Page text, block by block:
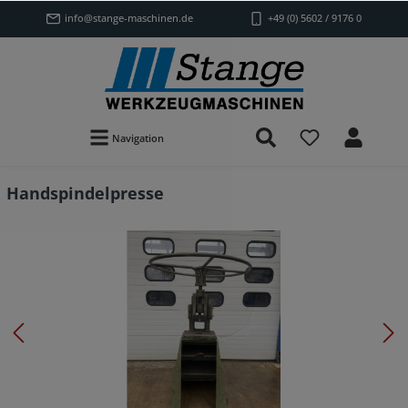
info@stange-maschinen.de +49 (0) 5602 / 9176 0
Navigation
Handspindelpresse